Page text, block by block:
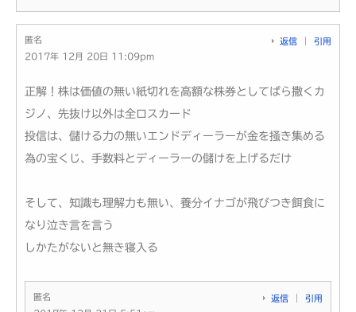
匿名
2017年 12月 20日 11:09pm
返信 引用
正解！株は価値の無い紙切れを高額な株券としてばら撒くカ
ジノ、先抜け以外は全ロスカード
投信は、儲ける力の無いエンドディーラーが金を掻き集める
為の宝くじ、手数料とディーラーの儲けを上げるだけ
そして、知識も理解力も無い、養分イナゴが飛びつき餌食に
なり泣き言を言う
しかたがないと無き寝入る
匿名
返信 引用